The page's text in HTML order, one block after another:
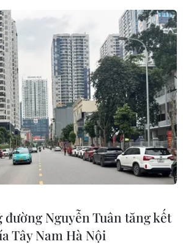
Nguyễn Tuân tăng kết
Tây Nam Hà Nội